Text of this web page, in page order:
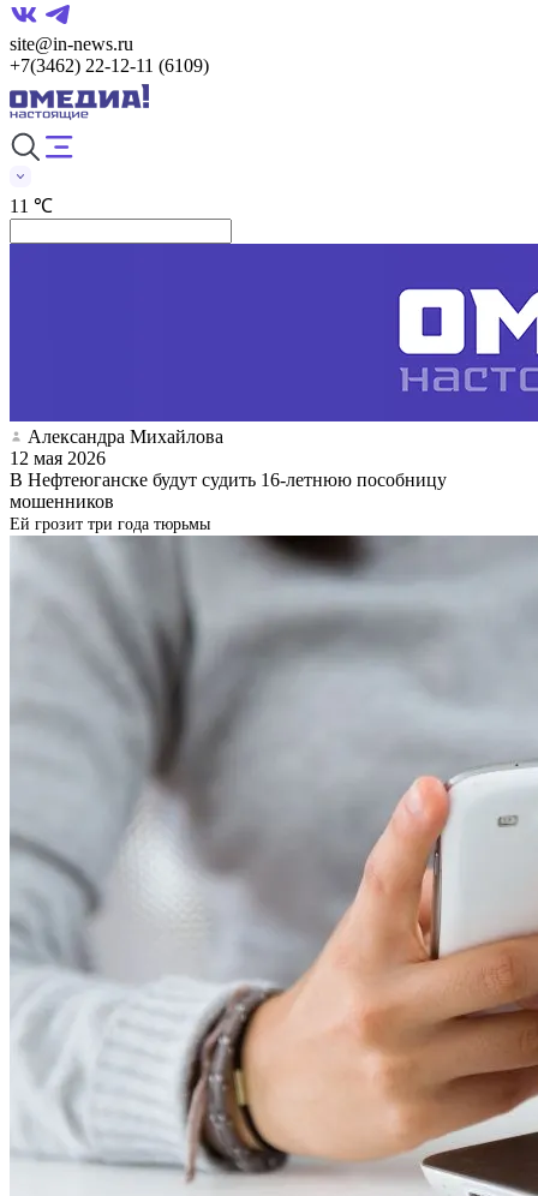
site@in-news.ru
+7(3462) 22-12-11 (6109)
11 ℃
Александра Михайлова
12 мая 2026
В Нефтеюганске будут судить 16-летнюю пособницу
мошенников
Ей грозит три года тюрьмы